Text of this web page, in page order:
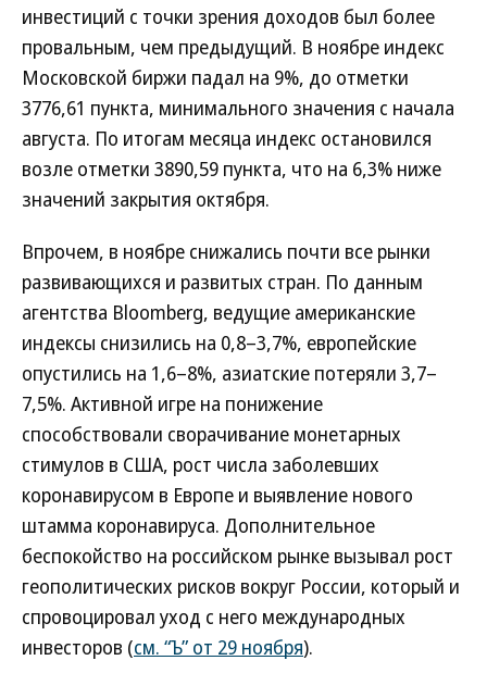
инвестиций с точки зрения доходов был более
провальным, чем предыдущий. В ноябре индекс
Московской биржи падал на 9%, до отметки
3776,61 пункта, минимального значения с начала
августа. По итогам месяца индекс остановился
возле отметки 3890,59 пункта, что на 6,3% ниже
значений закрытия октября.
Впрочем, в ноябре снижались почти все рынки
развивающихся и развитых стран. По данным
агентства Bloomberg, ведущие американские
индексы снизились на 0,8–3,7%, европейские
опустились на 1,6–8%, азиатские потеряли 3,7–
7,5%. Активной игре на понижение
способствовали сворачивание монетарных
стимулов в США, рост числа заболевших
коронавирусом в Европе и выявление нового
штамма коронавируса. Дополнительное
беспокойство на российском рынке вызывал рост
геополитических рисков вокруг России, который и
спровоцировал уход с него международных
инвесторов (см. “Ъ” от 29 ноября).